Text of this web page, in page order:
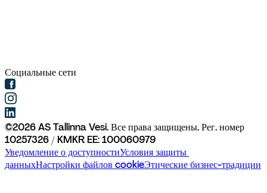
Социальные сети
©2026AS Tallinna Vesi. Все права защищены. Рег. номер
10257326 / KMKR EE: 100060979
Уведомление о доступностиУсловия защиты
данныхНастройки файлов cookieЭтические бизнес-традиции